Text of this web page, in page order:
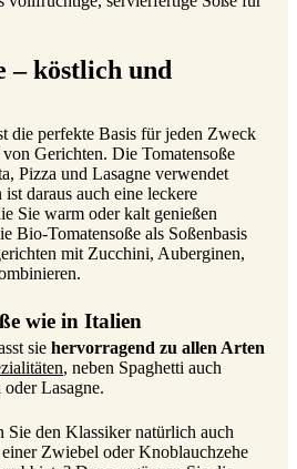
– köstlich und
die perfekte Basis für jeden Zweck
Gerichten. Die Tomatensoße
Pizza und Lasagne verwendet
daraus auch eine leckere
Sie warm oder kalt genießen
Bio-Tomatensoße als Soßenbasis
mit Zucchini, Auberginen,
wie in Italien
sie hervorragend zu allen Arten
, neben Spaghetti auch
Lasagne.
Sie den Klassiker natürlich auch
Zwiebel oder Knoblauchzehe